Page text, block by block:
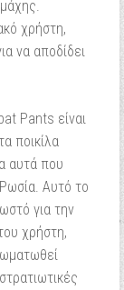
χρήστη,
να αποδίδει
Pants είναι
ποικίλα
αυτά που
Αυτό το
για την
χρήστη,